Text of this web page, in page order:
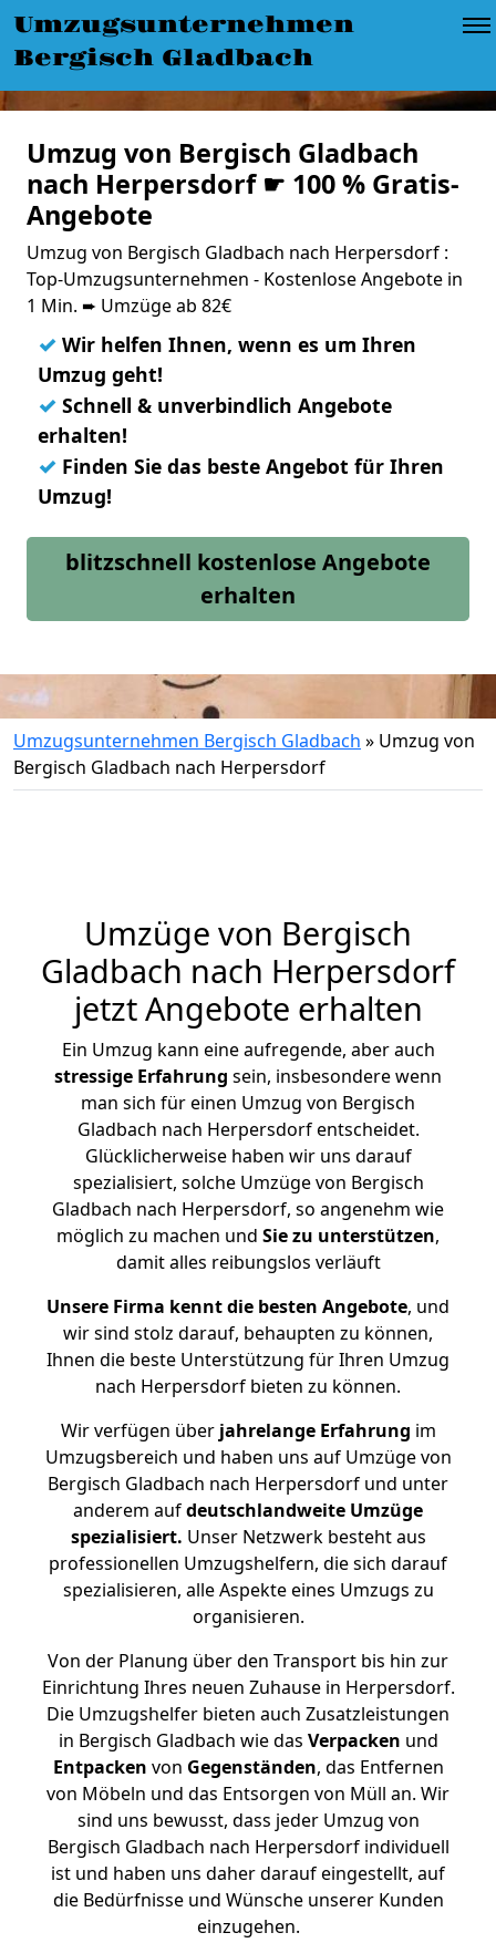
Umzugsunternehmen
Bergisch Gladbach
Umzug von Bergisch Gladbach
nach Herpersdorf ☛ 100 % Gratis-
Angebote
Umzug von Bergisch Gladbach nach Herpersdorf :
Top-Umzugsunternehmen - Kostenlose Angebote in
1 Min. ➨ Umzüge ab 82€
✓ Wir helfen Ihnen, wenn es um Ihren
Umzug geht!
✓ Schnell & unverbindlich Angebote
erhalten!
✓ Finden Sie das beste Angebot für Ihren
Umzug!
blitzschnell kostenlose Angebote
erhalten
Umzugsunternehmen Bergisch Gladbach » Umzug von
Bergisch Gladbach nach Herpersdorf
Umzüge von Bergisch
Gladbach nach Herpersdorf
jetzt Angebote erhalten
Ein Umzug kann eine aufregende, aber auch
stressige Erfahrung sein, insbesondere wenn
man sich für einen Umzug von Bergisch
Gladbach nach Herpersdorf entscheidet.
Glücklicherweise haben wir uns darauf
spezialisiert, solche Umzüge von Bergisch
Gladbach nach Herpersdorf, so angenehm wie
möglich zu machen und Sie zu unterstützen,
damit alles reibungslos verläuft
Unsere Firma kennt die besten Angebote, und
wir sind stolz darauf, behaupten zu können,
Ihnen die beste Unterstützung für Ihren Umzug
nach Herpersdorf bieten zu können.
Wir verfügen überjahrelange Erfahrung im
Umzugsbereich und haben uns auf Umzüge von
Bergisch Gladbach nach Herpersdorf und unter
anderem aufdeutschlandweite Umzüge
spezialisiert. Unser Netzwerk besteht aus
professionellen Umzugshelfern, die sich darauf
spezialisieren, alle Aspekte eines Umzugs zu
organisieren.
Von der Planung über den Transport bis hin zur
Einrichtung Ihres neuen Zuhause in Herpersdorf.
Die Umzugshelfer bieten auch Zusatzleistungen
in Bergisch Gladbach wie das Verpacken und
Entpacken von Gegenständen, das Entfernen
von Möbeln und das Entsorgen von Müll an. Wir
sind uns bewusst, dass jeder Umzug von
Bergisch Gladbach nach Herpersdorf individuell
ist und haben uns daher darauf eingestellt, auf
die Bedürfnisse und Wünsche unserer Kunden
einzugehen.